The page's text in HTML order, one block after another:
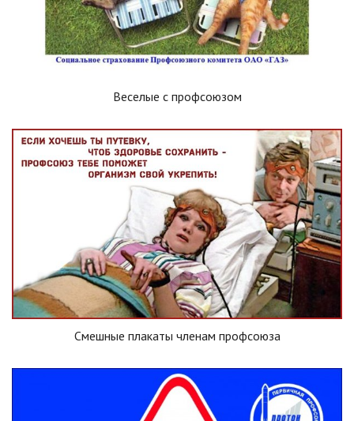
Веселые с профсоюзом
Смешные плакаты членам профсоюза